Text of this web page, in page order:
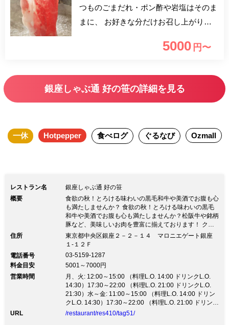
つものごまだれ・ポン酢や岩塩はそのま
まに、 お好きな分だけお召し上がりく
【人気のお肉5種】 ・黒毛和牛リブロー
のシャーベット】
5000 円〜
銀座しゃぶ通 好の笹の詳細を見る
一休 Hotpepper 食べログ ぐるなび Ozmall
レストラン名
銀座しゃぶ通 好の笹
概要
食欲の秋！とろける味わいの黒毛和牛や美酒でお腹も心
も満たしませんか？ 食欲の秋！とろける味わいの黒毛
和牛や美酒でお腹も心も満たしませんか？松阪牛や銘柄
豚など、美味しいお肉を豊富に揃えております！ クラ
フトビールや日本酒とともにほっこり幸せ時間を過ごし
ましょう！ 新型コロナウイルス感染予防対策を徹底し
で、お気軽にお申し付けくださいませ。 当面の間は営
業時間を短縮させて頂きますがご理解賜りたく存じま
す。 ランチ 12：00～15：00 (Lo 14：00)※土日祝日は
11：30オープン ディナー 17：30～22：00 (Lo 21：
00) 衛生対策の詳細は以下をご覧下さい
https://www.cardinal-
japan.com/restaurant/yoshinosasa/ 今後ともご愛顧賜
ります様お願い申し上げます
住所
東京都中央区銀座２－２－１４ マロニエゲート銀座
１-１２Ｆ
電話番号
03-5159-1287
料金目安
5001～7000円
営業時間
月、火: 12:00～15:00 （料理L.O. 14:00 ドリンクL.O.
14:30）17:30～22:00 （料理L.O. 21:00 ドリンクL.O.
21:30）水～金: 11:00～15:00 （料理L.O. 14:00 ドリン
クL.O. 14:30）17:30～22:00 （料理L.O. 21:00 ドリンク
L.O. 21:30）土、日、祝日、祝前日: 11:30～15:00 （料
URL /restaurant/res410/tag51/